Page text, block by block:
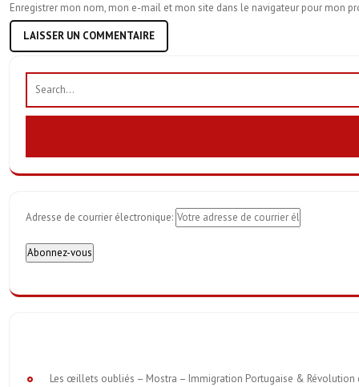
Enregistrer mon nom, mon e-mail et mon site dans le navigateur pour mon
Adresse de courrier électronique:
Les œillets oubliés – Mostra – Immigration Portugaise &